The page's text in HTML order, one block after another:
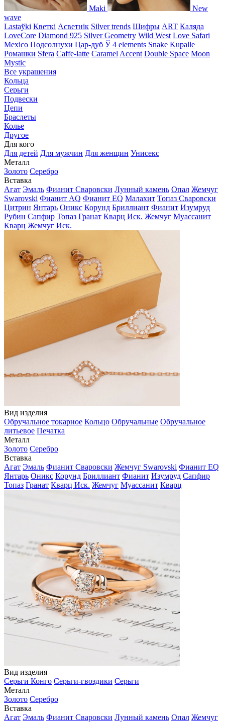
Maki
New
wave
Lastaўki Кветкі Асветнiк Silver trends Шифры ART Каляда
LoveCore Diamond 925 Silver Geometry Wild West Love Safari
Mexico Подсолнухи Цар-дуб Ў 4 elements Snake Kupalle
Ромашки Sfera Caffe-latte Caramel Accent Double Space Moon
Mystic
Все украшения
Кольца
Серьги
Подвески
Цепи
Браслеты
Колье
Другое
Для кого
Для детей Для мужчин Для женщин Унисекс
Металл
Золото Серебро
Вставка
Агат Эмаль Фианит Сваровски Лунный камень Опал Жемчуг
Swarovski Фианит AQ Фианит EQ Малахит Топаз Сваровски
Цитрин Янтарь Оникс Корунд Бриллиант Фианит Изумруд
Рубин Сапфир Топаз Гранат Кварц Иск. Жемчуг Муассанит
Кварц Жемчуг Иск.
Вид изделия
Обручальное токарное Кольцо Обручальные Обручальное
литьевое Печатка
Металл
Золото Серебро
Вставка
Агат Эмаль Фианит Сваровски Жемчуг Swarovski Фианит EQ
Янтарь Оникс Корунд Бриллиант Фианит Изумруд Сапфир
Топаз Гранат Кварц Иск. Жемчуг Муассанит Кварц
Вид изделия
Серьги Конго Серьги-гвоздики Серьги
Металл
Золото Серебро
Вставка
Агат Эмаль Фианит Сваровски Лунный камень Опал Жемчуг